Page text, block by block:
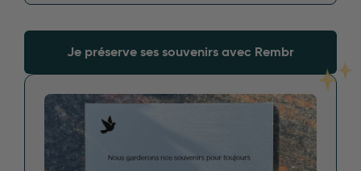
Je préserve ses souvenirs avec Rembr